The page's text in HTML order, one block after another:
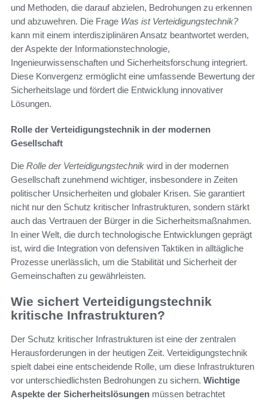
und Methoden, die darauf abzielen, Bedrohungen zu erkennen
und abzuwehren. Die Frage Was ist Verteidigungstechnik?
kann mit einem interdisziplinären Ansatz beantwortet werden,
der Aspekte der Informationstechnologie,
Ingenieurwissenschaften und Sicherheitsforschung integriert.
Diese Konvergenz ermöglicht eine umfassende Bewertung der
Sicherheitslage und fördert die Entwicklung innovativer
Lösungen.
Rolle der Verteidigungstechnik in der modernen
Gesellschaft
Die Rolle der Verteidigungstechnik wird in der modernen
Gesellschaft zunehmend wichtiger, insbesondere in Zeiten
politischer Unsicherheiten und globaler Krisen. Sie garantiert
nicht nur den Schutz kritischer Infrastrukturen, sondern stärkt
auch das Vertrauen der Bürger in die Sicherheitsmaßnahmen.
In einer Welt, die durch technologische Entwicklungen geprägt
ist, wird die Integration von defensiven Taktiken in alltägliche
Prozesse unerlässlich, um die Stabilität und Sicherheit der
Gemeinschaften zu gewährleisten.
Wie sichert Verteidigungstechnik
kritische Infrastrukturen?
Der Schutz kritischer Infrastrukturen ist eine der zentralen
Herausforderungen in der heutigen Zeit. Verteidigungstechnik
spielt dabei eine entscheidende Rolle, um diese Infrastrukturen
vor unterschiedlichsten Bedrohungen zu sichern. Wichtige
Aspekte der Sicherheitslösungen müssen betrachtet